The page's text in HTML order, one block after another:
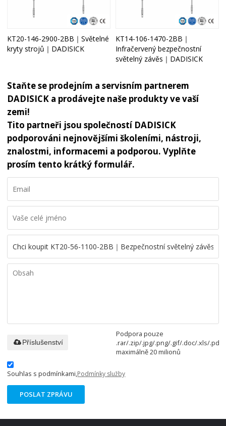
KT20-146-2900-2BB｜Světelné
kryty strojů｜DADISICK
KT14-106-1470-2BB｜
Infračervený bezpečnostní
světelný závěs｜DADISICK
Staňte se prodejním a servisním partnerem
DADISICK a prodávejte naše produkty ve vaší
zemi!
Tito partneři jsou společností DADISICK
podporováni nejnovějšími školeními, nástroji,
znalostmi, informacemi a podporou. Vyplňte
prosím tento krátký formulář.
Podpora pouze
.rar/.zip/.jpg/.png/.gif/.doc/.xls/.pdf,
maximálně 20 milionů
Příslušenství
Souhlas s podmínkami,Podmínky služby
POSLAT ZPRÁVU